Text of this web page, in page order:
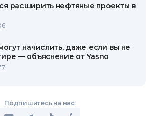
расширить нефтяные проекты в
начислить, даже если вы не
— объяснение от Yasno
Подпишитесь на нас